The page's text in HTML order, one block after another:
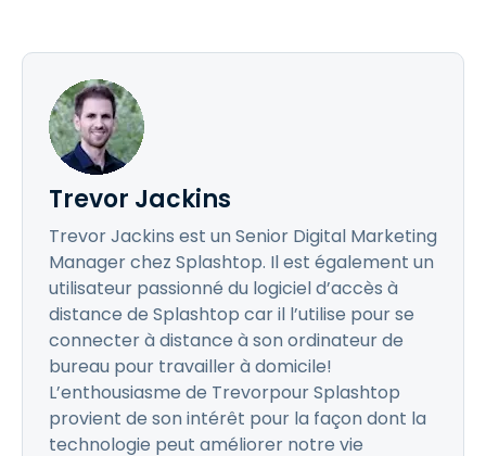
Trevor Jackins
Trevor Jackins est un Senior Digital Marketing
Manager chez Splashtop. Il est également un
utilisateur passionné du logiciel d’accès à
distance de Splashtop car il l’utilise pour se
connecter à distance à son ordinateur de
bureau pour travailler à domicile!
L’enthousiasme de Trevorpour Splashtop
provient de son intérêt pour la façon dont la
technologie peut améliorer notre vie